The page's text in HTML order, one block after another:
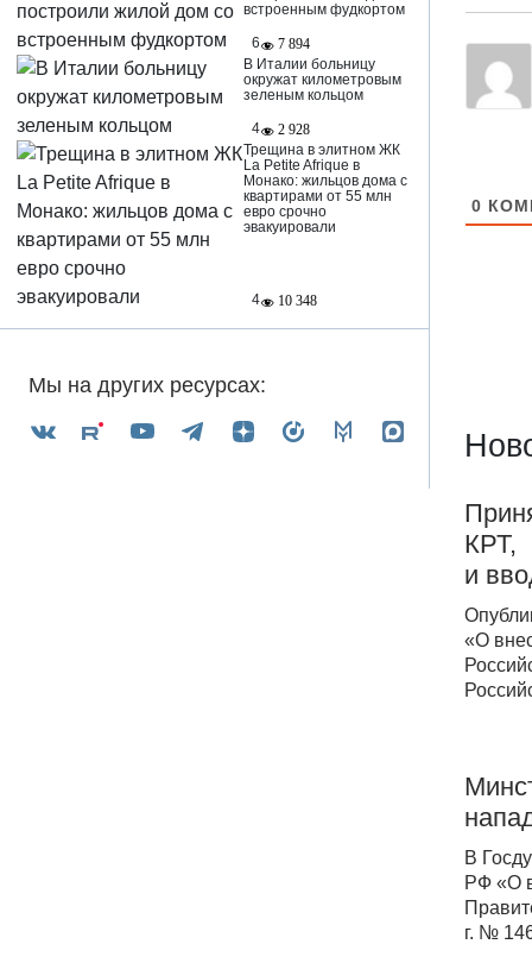
встроенным фудкортом
6
7 894
В Италии больницу
окружат километровым
зеленым кольцом
4
2 928
Трещина в элитном ЖК
La Petite Afrique в
Монако: жильцов дома с
квартирами от 55 млн
евро срочно
эвакуировали
4 10 348
Мы на других ресурсах:
0
КРТ,
и
«О
В
РФ «О
г. №